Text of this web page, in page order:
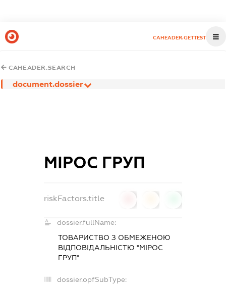
CAHEADER.GETTEST
CAHEADER.SEARCH
document.dossier
МІРОС ГРУП
riskFactors.title
dossier.fullName:
ТОВАРИСТВО З ОБМЕЖЕНОЮ
ВІДПОВІДАЛЬНІСТЮ "МІРОС
ГРУП"
dossier.opfSubType: